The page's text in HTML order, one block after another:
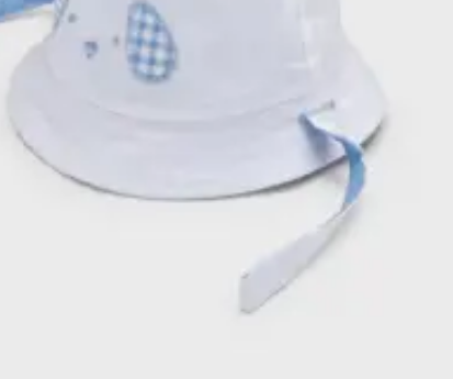
Añadir al carrito
se hacen bajo pedido, verifica